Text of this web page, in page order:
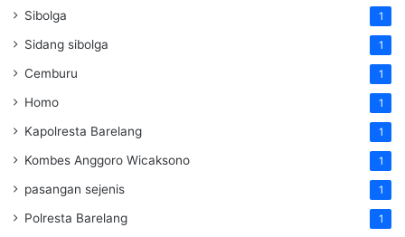
Sibolga 1
Sidang sibolga 1
Cemburu 1
Homo 1
Kapolresta Barelang 1
Kombes Anggoro Wicaksono 1
pasangan sejenis 1
Polresta Barelang 1